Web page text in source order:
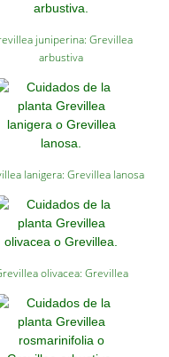
juniperina: Grevillea
arbustiva
lanigera: Grevillea lanosa
olivacea: Grevillea